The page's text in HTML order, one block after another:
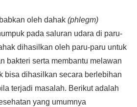
oleh dahak (phlegm)
pada saluran udara di paru-
dihasilkan oleh paru-paru untuk
bakteri serta membantu melawan
bisa dihasilkan secara berlebihan
terjadi masalah. Berikut adalah
yang umumnya